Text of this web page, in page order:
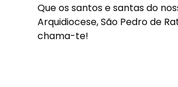
Que os santos e santas do
Arquidiocese, São Pedro de
chama-te!